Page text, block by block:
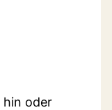
hin oder